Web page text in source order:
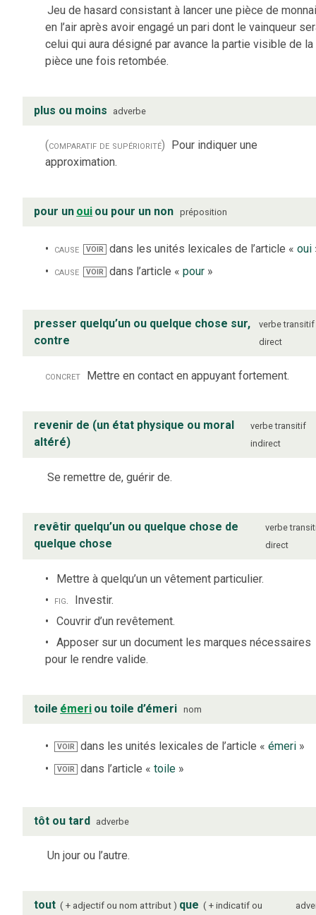
Jeu de hasard consistant à lancer une pièce de
en l’air après avoir engagé un pari dont le vainqueur
celui qui aura désigné par avance la partie visible de la
pièce une fois retombée.
plus ou moins adverbe
(comparatif de supériorité) Pour indiquer une
approximation.
pour un oui ou pour un non préposition
cause VOIR dans les unités lexicales de l’article « oui
cause
VOIR dans l’article « pour»
presser quelqu’un ou quelque chose sur,
contre
verbe transitif
direct
concret Mettre en contact en appuyant fortement.
revenir de (un état physique ou moral
altéré)
verbe transitif
indirect
Se remettre de, guérir de.
revêtir quelqu’un ou quelque chose de
quelque chose
verbe
direct
Mettre à quelqu’un un vêtement particulier.
fig.
Investir.
Couvrir d’un revêtement.
Apposer sur un document les marques nécessaires
pour le rendre valide.
toile émeri ou toile d’émeri nom
VOIR dans les unités lexicales de l’article «émeri »
VOIR dans l’article «toile »
tôt ou tard adverbe
Un jour ou l’autre.
tout + adjectif ou nom attribut que
+ indicatif ou